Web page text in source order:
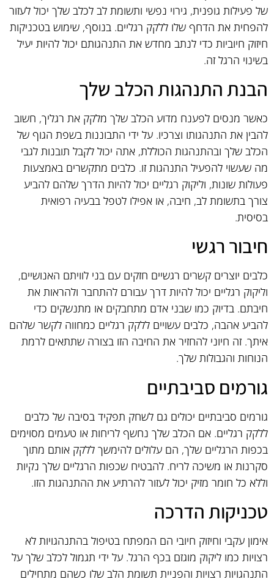
של פעילות גופנית, גירוי נפשי ותשומת לב לכלב שלך יכול לעזור
להפחית את הדחף שלו ללקק רגליים. בנוסף, שימוש בטכניקות
חיזוק חיוביות כדי לנתב מחדש את התנהגותם יכול להיות יעיל
בשינוי הרגל זה.
הבנת התנהגות הכלב שלך
כאשר מנסים לפענח מדוע הכלב שלך מלקק את רגליך, חשוב
להבין את התנהגותו וצרכיו. על ידי התבוננות בשפת הגוף של
הכלב שלך ובהתנהגות הכוללת, אתה יכול לקבל תובנות לגבי
מה שעשוי להפעיל התנהגות זו. כלבים מתקשרים באמצעות
פעולות שונות, וליקוק רגליים יכול להיות הדרך שלהם להביע
צורך בתשומת לב, חיבה, או אפילו לטפל בבעיה רפואית
בסיסית.
חיבור רגשי
כלבים יוצרים קשרים רגשיים חזקים עם בני לוויתם האנושיים,
וליקוק רגליים יכול להיות דרך עבורם להתחבר ולהראות את
חיבתם. בדיוק כמו שבני אדם מתחבקים או מתנשקים כדי
להביע אהבה, כלבים עשויים ללקק רגליים כמחווה לקשר שלהם
איתך. זה חיוני להחזיר את החיבה הזו בצורה שתתאים לרמת
הנוחות והגבולות שלך.
גורמים סביבתיים
גורמים סביבתיים יכולים גם לשחק תפקיד בסיבה של כלבים
ללקק רגליים. אם הכלב שלך נחשף לריחות או טעמים מסוימים
בכפות הרגליים שלך, הם עלולים להימשך ללקק אותם מתוך
סקרנות או משיכה לריח. להבטיח שכפות הרגליים שלך נקיות
וללא כל חומר מזיק יכול לעזור להרתיע את ההתנהגות הזו.
טכניקות הדרכה
אימון עקבי וחיזוק חיובי הם המפתח בטיפול בהתנהגויות לא
רצויות כמו ליקוק מוגזם בכף הרגל. על ידי תגמול לכלב שלך על
התנהגויות רצויות והפניית תשומת הלב שלו כשהם מתחילים